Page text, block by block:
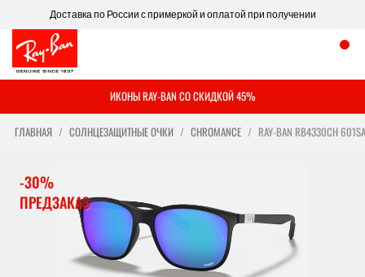
Доставка по России с примеркой и оплатой при получении
ИКОНЫ RAY-BAN СО СКИДКОЙ 45%
ГЛАВНАЯ СОЛНЦЕЗАЩИТНЫЕ ОЧКИ CHROMANCE RAY-BAN RB4330CH
-30%
ПРЕДЗАКАЗ